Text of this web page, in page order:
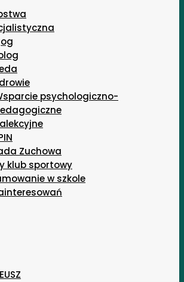
psychologiczno-
Zuchowa
klub sportowy
w szkole